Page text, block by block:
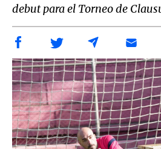
debut para el Torneo de